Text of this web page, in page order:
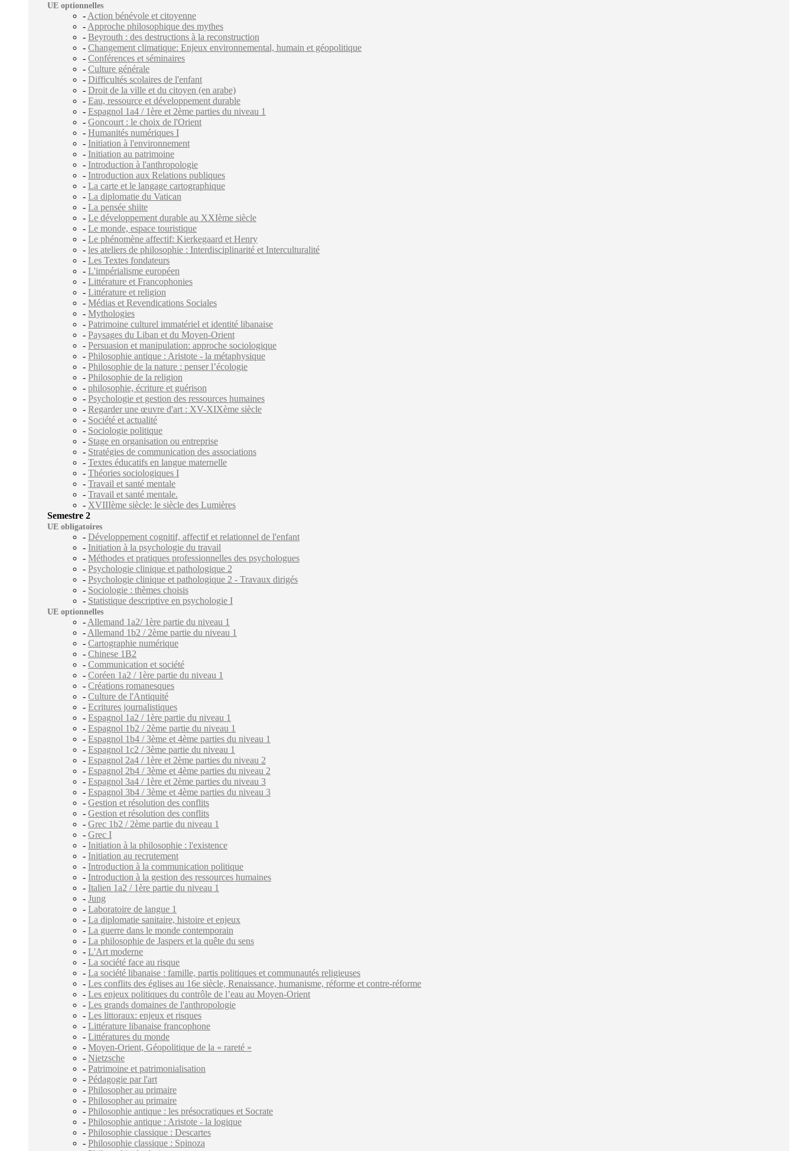
UE optionnelles
- Action bénévole et citoyenne
- Approche philosophique des mythes
- Beyrouth : des destructions à la reconstruction
- Changement climatique: Enjeux environnemental, humain et géopolitique
- Conférences et séminaires
- Culture générale
- Difficultés scolaires de l'enfant
- Droit de la ville et du citoyen (en arabe)
- Eau, ressource et développement durable
- Espagnol 1a4 / 1ère et 2ème parties du niveau 1
- Goncourt : le choix de l'Orient
- Humanités numériques I
- Initiation à l'environnement
- Initiation au patrimoine
- Introduction à l'anthropologie
- Introduction aux Relations publiques
- La carte et le langage cartographique
- La diplomatie du Vatican
- La pensée shiite
- Le développement durable au XXIème siècle
- Le monde, espace touristique
- Le phénomène affectif: Kierkegaard et Henry
- les ateliers de philosophie : Interdisciplinarité et Interculturalité
- Les Textes fondateurs
- L'impérialisme européen
- Littérature et Francophonies
- Littérature et religion
- Médias et Revendications Sociales
- Mythologies
- Patrimoine culturel immatériel et identité libanaise
- Paysages du Liban et du Moyen-Orient
- Persuasion et manipulation: approche sociologique
- Philosophie antique : Aristote - la métaphysique
- Philosophie de la nature : penser l’écologie
- Philosophie de la religion
- philosophie, écriture et guérison
- Psychologie et gestion des ressources humaines
- Regarder une œuvre d'art : XV-XIXème siècle
- Société et actualité
- Sociologie politique
- Stage en organisation ou entreprise
- Stratégies de communication des associations
- Textes éducatifs en langue maternelle
- Théories sociologiques I
- Travail et santé mentale
- Travail et santé mentale.
- XVIIIème siècle: le siècle des Lumières
Semestre 2
UE obligatoires
- Développement cognitif, affectif et relationnel de l'enfant
- Initiation à la psychologie du travail
- Méthodes et pratiques professionnelles des psychologues
- Psychologie clinique et pathologique 2
- Psychologie clinique et pathologique 2 - Travaux dirigés
- Sociologie : thèmes choisis
- Statistique descriptive en psychologie I
UE optionnelles
- Allemand 1a2/ 1ère partie du niveau 1
- Allemand 1b2 / 2ème partie du niveau 1
- Cartographie numérique
- Chinese 1B2
- Communication et société
- Coréen 1a2 / 1ère partie du niveau 1
- Créations romanesques
- Culture de l'Antiquité
- Ecritures journalistiques
- Espagnol 1a2 / 1ère partie du niveau 1
- Espagnol 1b2 / 2ème partie du niveau 1
- Espagnol 1b4 / 3ème et 4ème parties du niveau 1
- Espagnol 1c2 / 3ème partie du niveau 1
- Espagnol 2a4 / 1ère et 2ème parties du niveau 2
- Espagnol 2b4 / 3ème et 4ème parties du niveau 2
- Espagnol 3a4 / 1ère et 2ème parties du niveau 3
- Espagnol 3b4 / 3ème et 4ème parties du niveau 3
- Gestion et résolution des conflits
- Gestion et résolution des conflits
- Grec 1b2 / 2ème partie du niveau 1
- Grec I
- Initiation à la philosophie : l'existence
- Initiation au recrutement
- Introduction à la communication politique
- Introduction à la gestion des ressources humaines
- Italien 1a2 / 1ère partie du niveau 1
- Jung
- Laboratoire de langue 1
- La diplomatie sanitaire, histoire et enjeux
- La guerre dans le monde contemporain
- La philosophie de Jaspers et la quête du sens
- L'Art moderne
- La société face au risque
- La société libanaise : famille, partis politiques et communautés religieuses
- Les conflits des églises au 16e siècle, Renaissance, humanisme, réforme et contre-réforme
- Les enjeux politiques du contrôle de l’eau au Moyen-Orient
- Les grands domaines de l'anthropologie
- Les littoraux: enjeux et risques
- Littérature libanaise francophone
- Littératures du monde
- Moyen-Orient, Géopolitique de la « rareté »
- Nietzsche
- Patrimoine et patrimonialisation
- Pédagogie par l'art
- Philosopher au primaire
- Philosopher au primaire
- Philosophie antique : les présocratiques et Socrate
- Philosophie antique : Aristote - la logique
- Philosophie classique : Descartes
- Philosophie classique : Spinoza